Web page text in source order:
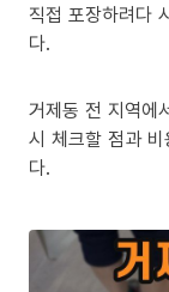
직접 포장하려다
다.
거제동 전 지역에
시 체크할 점과
다.